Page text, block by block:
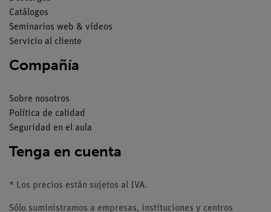
Catálogos
Seminarios web & vídeos
Servicio al cliente
Compañía
Sobre nosotros
Política de calidad
Seguridad en el aula
Tenga en cuenta
* Los precios están sujetos al IVA.
Sólo suministramos a empresas, instituciones y centros